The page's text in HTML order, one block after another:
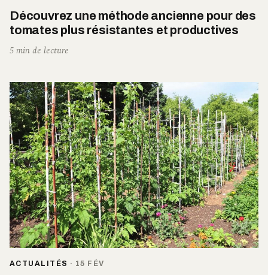
Découvrez une méthode ancienne pour des
tomates plus résistantes et productives
5 min de lecture
ACTUALITÉS · 15 FÉV